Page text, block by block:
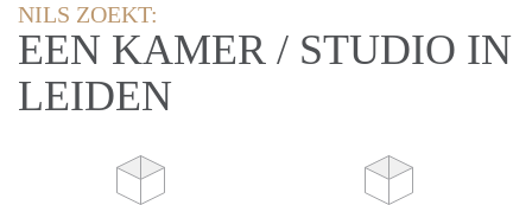
NILS ZOEKT:
EEN KAMER / STUDIO IN
LEIDEN